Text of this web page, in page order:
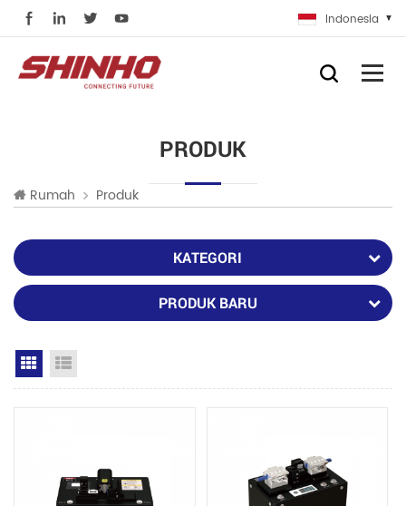
Indonesia
PRODUK
Rumah Produk
KATEGORI
PRODUK BARU
Grid View